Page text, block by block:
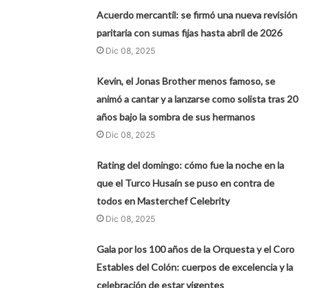
Acuerdo mercantil: se firmó una nueva revisión
paritaria con sumas fijas hasta abril de 2026
Dic 08, 2025
Kevin, el Jonas Brother menos famoso, se
animó a cantar y a lanzarse como solista tras 20
años bajo la sombra de sus hermanos
Dic 08, 2025
Rating del domingo: cómo fue la noche en la
que el Turco Husaín se puso en contra de
todos en Masterchef Celebrity
Dic 08, 2025
Gala por los 100 años de la Orquesta y el Coro
Estables del Colón: cuerpos de excelencia y la
celebración de estar vigentes